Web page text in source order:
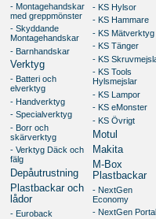
- Montagehandskar
med greppmönster
- Skyddande
Montagehandskar
- Barnhandskar
Verktyg
- Batteri och
elverktyg
- Handverktyg
- Specialverktyg
- Borr och
skärverktyg
- Verktyg Däck och
fälg
Depåutrustning
Plastbackar och
lådor
- Euroback
- KS Hylsor
- KS Hammare
- KS Mätverktyg
- KS Tänger
- KS
- KS Tools
Hylsmejslar
- KS Lampor
- KS eMonster
- KS Övrigt
Motul
Makita
M-Box
Plastbackar
- NextGen
Economy
- NextGen